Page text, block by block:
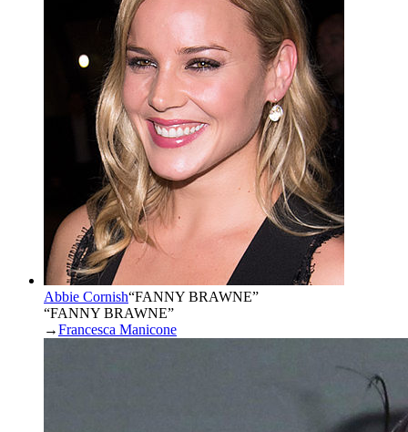
Abbie Cornish“FANNY BRAWNE”
“FANNY BRAWNE”
→Francesca Manicone